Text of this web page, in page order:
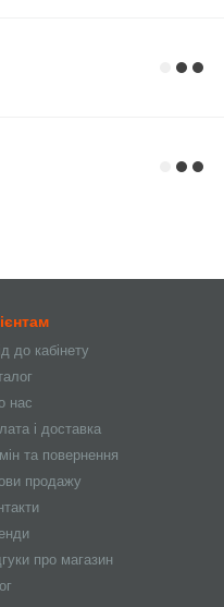
до кабінету
нас
і доставка
та повернення
продажу
про магазин